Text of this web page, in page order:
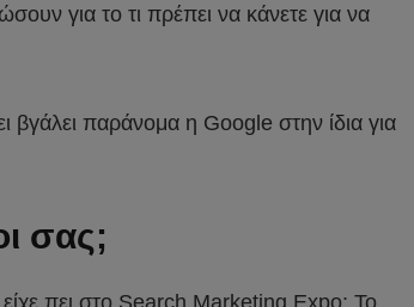
για το τι πρέπει να κάνετε για να
παράνομα η Google στην ίδια για
σας;
είχε πει στο Search Marketing Expo: To